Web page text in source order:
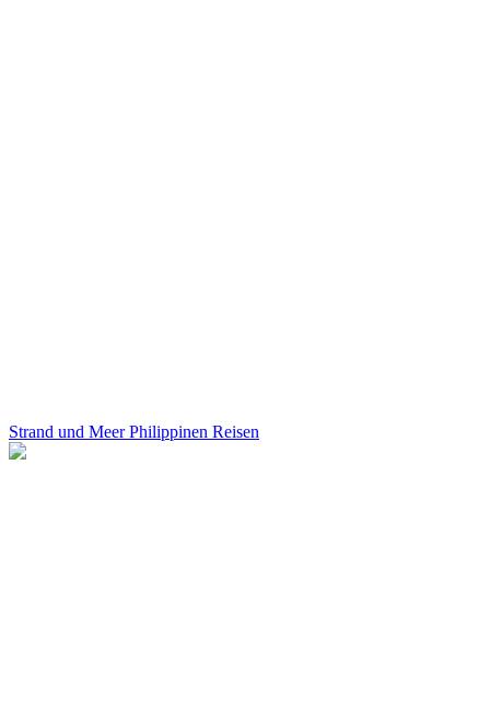
Strand und Meer Philippinen Reisen